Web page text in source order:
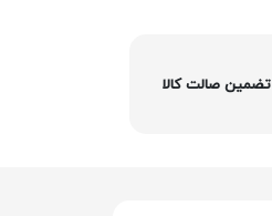
تضمین صالت کالا